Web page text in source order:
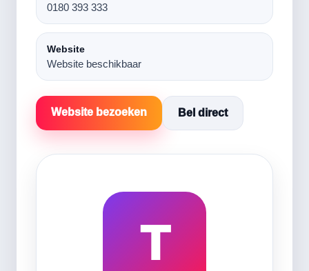
0180 393 333
Website
Website beschikbaar
Website bezoeken Bel direct
T